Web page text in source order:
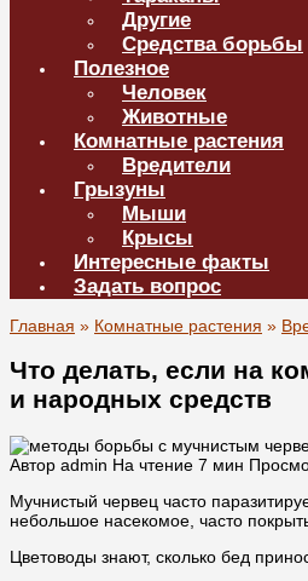
Другие
Средства борьбы
Полезное
Человек
Животные
Комнатные растения
Вредители
Грызуны
Мыши
Крысы
Интересные факты
Задать вопрос
Главная » Комнатные растения »
Что делать, если на
и народных средств
Автор admin На чтение 7 мин
Мучнистый червец часто
небольшое насекомое, часто
Цветоводы знают, сколько бед